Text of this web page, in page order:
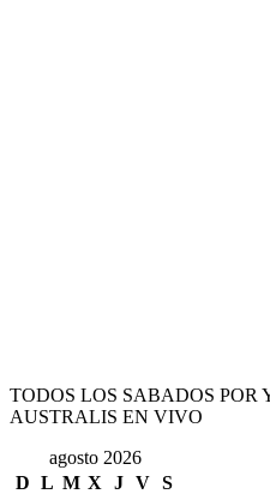
TODOS LOS SABADOS POR
AUSTRALIS EN VIVO
agosto 2026
D L M X J V S